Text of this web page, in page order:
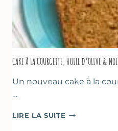
CAKE À LA COURGETTE, HUILE D’OLIVE &
Un nouveau cake à la
…
LIRE LA SUITE CAKE